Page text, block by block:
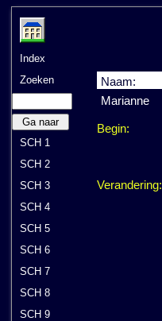
Index
Zoeken
Ga naar
SCH 1
SCH 2
SCH 3
SCH 4
SCH 5
SCH 6
SCH 7
SCH 8
SCH 9
Naam:
Marianne
Begin:
Verandering: